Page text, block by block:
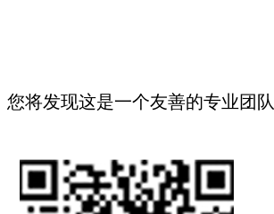
您将发现这是一个友善的专业团队